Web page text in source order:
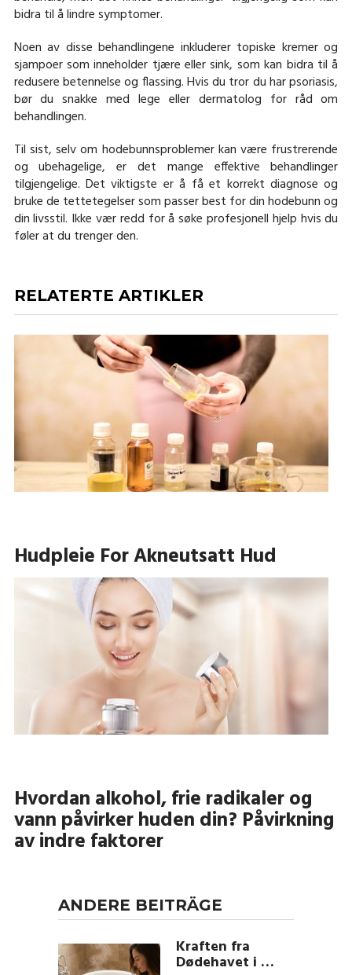
bidra til å lindre symptomer.
Noen av disse behandlingene inkluderer topiske kremer og
sjampoer som inneholder tjære eller sink, som kan bidra til å
redusere betennelse og flassing. Hvis du tror du har psoriasis,
bør du snakke med lege eller dermatolog for råd om
behandlingen.
Til sist, selv om hodebunnsproblemer kan være frustrerende
og ubehagelige, er det mange effektive behandlinger
tilgjengelige. Det viktigste er å få et korrekt diagnose og
bruke de tettetegelser som passer best for din hodebunn og
din livsstil. Ikke vær redd for å søke profesjonell hjelp hvis du
føler at du trenger den.
RELATERTE ARTIKLER
Hudpleie For Akneutsatt Hud
Hvordan alkohol, frie radikaler og
vann påvirker huden din? Påvirkning
av indre faktorer
ANDERE BEITRÄGE
Kraften fra
Dødehavet i …